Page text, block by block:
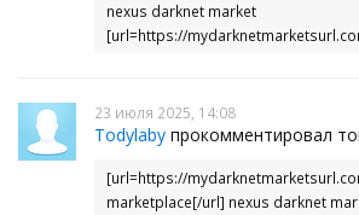
nexus darknet market
[url=https://
23 июля 2025, 14:08
Todylaby прокомментировал
[url=https://
marketplace[/url] nexus darknet